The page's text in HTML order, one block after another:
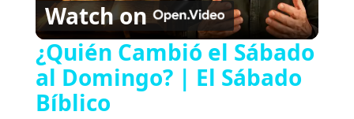
Video
Watch on
¿Quién Cambió el Sábado
al Domingo? | El Sábado
Bíblico